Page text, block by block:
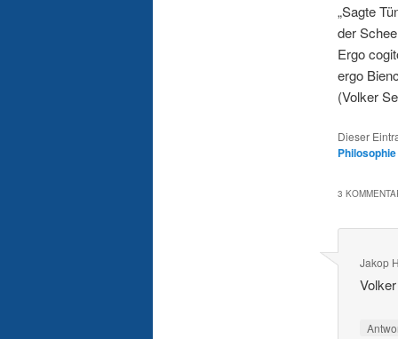
„Sagte
der
Ergo
ergo
(Volker
Dieser
Philosophie
3
Jakop